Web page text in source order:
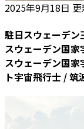
2025年9月18日 更
駐日スウェーデ
スウェーデン国
スウェーデン国
ト宇宙飛行士 / 筑